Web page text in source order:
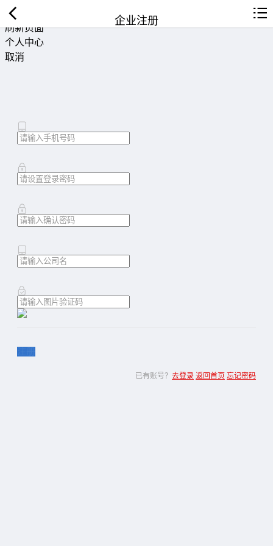
返回首页
刷新页面
个人中心
取消
企业注册
已有账号？ 去登录 返回首页 忘记密码